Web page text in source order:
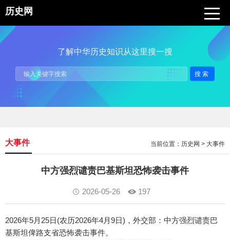
历史网
了解中华历史知识从这里搜一搜
搜索
当前位置： 历史网 > 大事件
大事件
中方强烈谴责巴基斯坦恐怖袭击事件
2026-05-26 197
2026年5月25日(农历2026年4月9日)，外交部：中方强烈谴责巴
基斯坦俾路支省恐怖袭击事件。